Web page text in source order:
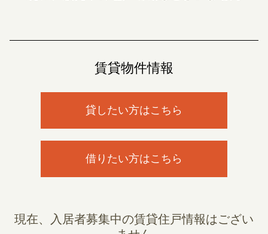
賃貸物件情報
貸したい方はこちら
借りたい方はこちら
現在、入居者募集中の賃貸住戸情報はござい